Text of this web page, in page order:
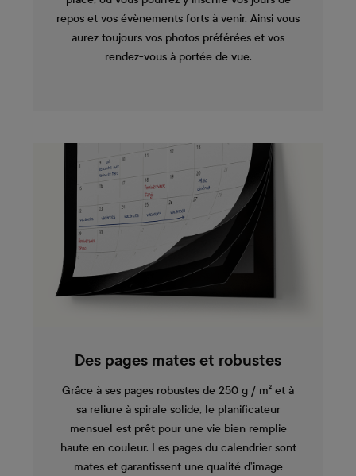
repos et vos évènements forts à venir. Ainsi vous
aurez toujours vos photos préférées et vos
rendez-vous à portée de vue.
Des pages mates et robustes
Grâce à ses pages robustes de 250 g / m² et à
sa reliure à spirale solide, le planificateur
mensuel est prêt pour une vie bien remplie
haute en couleur. Les pages du calendrier sont
mates et garantissent une qualité d’image